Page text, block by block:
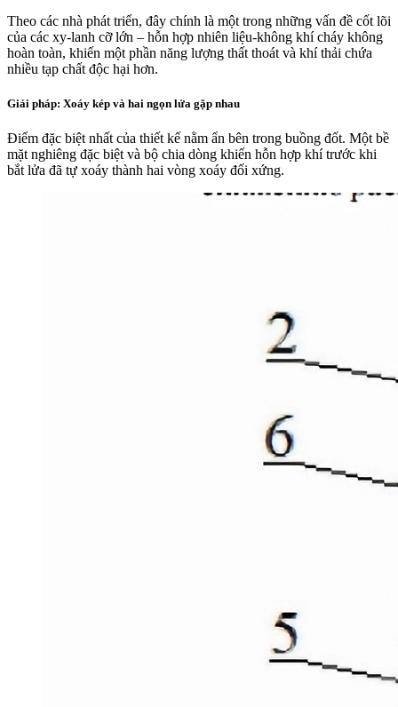
Theo các nhà phát triển, đây chính là một trong những vấn đề cốt lõi
của các xy-lanh cỡ lớn – hỗn hợp nhiên liệu-không khí cháy không
hoàn toàn, khiến một phần năng lượng thất thoát và khí thải chứa
nhiều tạp chất độc hại hơn.
Giải pháp: Xoáy kép và hai ngọn lửa gặp nhau
Điểm đặc biệt nhất của thiết kế nằm ẩn bên trong buồng đốt. Một bề
mặt nghiêng đặc biệt và bộ chia dòng khiến hỗn hợp khí trước khi
bắt lửa đã tự xoáy thành hai vòng xoáy đối xứng.